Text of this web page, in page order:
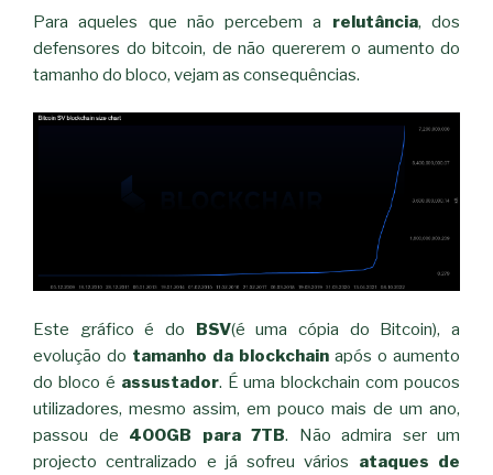
Para aqueles que não percebem a relutância, dos
defensores do bitcoin, de não quererem o aumento do
tamanho do bloco, vejam as consequências.
Este gráfico é do BSV(é uma cópia do Bitcoin), a
evolução do tamanho da blockchain após o aumento
do bloco é assustador. É uma blockchain com poucos
utilizadores, mesmo assim, em pouco mais de um ano,
passou de 400GB para 7TB. Não admira ser um
projecto centralizado e já sofreu vários ataques de